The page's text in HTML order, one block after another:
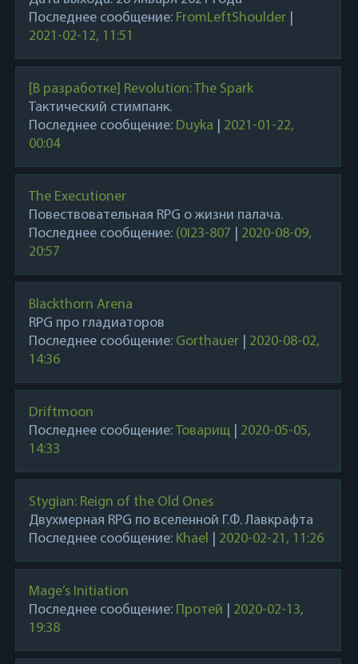
Последнее сообщение: FromLeftShoulder|
2021-02-12, 11:51
[В разработке] Revolution: The Spark
Тактический стимпанк.
Последнее сообщение: Duyka
2021-01-22,
00:04
The Executioner
Повествовательная RPG о жизни палача.
Последнее сообщение: (0I23-807
2020-08-09,
20:57
Blackthorn Arena
RPG про гладиаторов
Последнее сообщение: Gorthauer| 2020-08-02,
14:36
Driftmoon
Последнее сообщение: Товарищ| 2020-05-05,
14:33
Stygian: Reign of the Old Ones
Двухмерная RPG по вселенной Г.Ф. Лавкрафта
Последнее сообщение: Khael 2020-02-21, 11:26
Mage’s Initiation
Последнее сообщение: Протей
2020-02-13,
19:38